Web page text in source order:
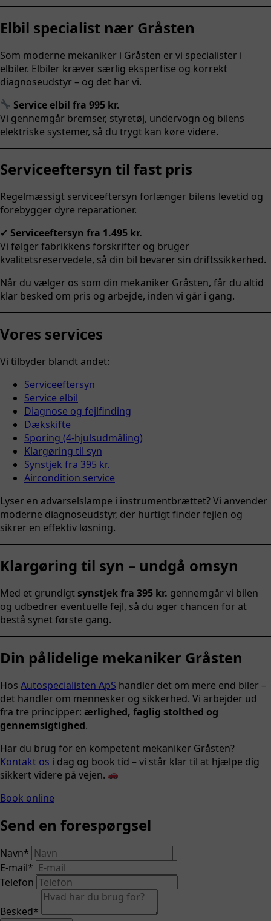
Elbil specialist nær Gråsten
Som moderne mekaniker i Gråsten er vi specialister i
elbiler. Elbiler kræver særlig ekspertise og korrekt
diagnoseudstyr – og det har vi.
Service elbil fra 995 kr.
Vi gennemgår bremser, styretøj, undervogn og bilens
elektriske systemer, så du trygt kan køre videre.
Serviceeftersyn til fast pris
Regelmæssigt serviceeftersyn forlænger bilens levetid og
forebygger dyre reparationer.
✔ Serviceeftersyn fra 1.495 kr.
Vi følger fabrikkens forskrifter og bruger
kvalitetsreservedele, så din bil bevarer sin driftssikkerhed.
Når du vælger os som din mekaniker Gråsten, får du altid
klar besked om pris og arbejde, inden vi går i gang.
Vores services
Vi tilbyder blandt andet:
Serviceeftersyn
Service elbil
Diagnose og fejlfinding
Dækskifte
Sporing (4-hjulsudmåling)
Klargøring til syn
Synstjek fra 395 kr.
Aircondition service
Lyser en advarselslampe i instrumentbrættet? Vi anvender
moderne diagnoseudstyr, der hurtigt finder fejlen og
sikrer en effektiv løsning.
Klargøring til syn – undgå omsyn
Med et grundigt synstjek fra 395 kr. gennemgår vi bilen
og udbedrer eventuelle fejl, så du øger chancen for at
bestå synet første gang.
Din pålidelige mekaniker Gråsten
Hos Autospecialisten ApS handler det om mere end biler –
det handler om mennesker og sikkerhed. Vi arbejder ud
fra tre principper: ærlighed, faglig stolthed og
gennemsigtighed.
Har du brug for en kompetent mekaniker Gråsten?
Kontakt os i dag og book tid – vi står klar til at hjælpe dig
sikkert videre på vejen.
Book online
Send en forespørgsel
Navn*
E-mail*
Telefon
Besked*